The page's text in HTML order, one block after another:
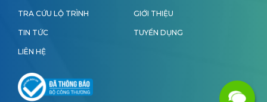
TRA CỨU LỘ TRÌNH GIỚI THIỆU
TIN TỨC TUYỂN DỤNG
LIÊN HỆ